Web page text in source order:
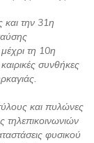
την 31η
τη 10η
συνθήκες
και πυλώνες
τηλεπικοινωνιών
φυσικού